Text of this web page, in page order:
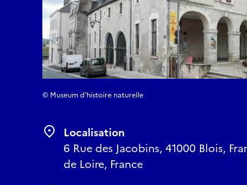
© Museum d'histoire naturelle
Localisation
6 Rue des Jacobins, 41000 Blois,
de Loire, France